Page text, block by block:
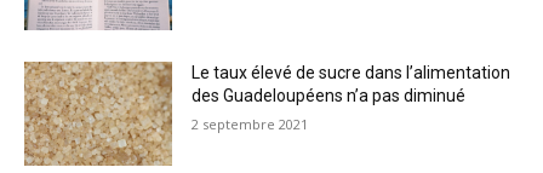
Le taux élevé de sucre dans l’alimentation
des Guadeloupéens n’a pas diminué
2 septembre 2021